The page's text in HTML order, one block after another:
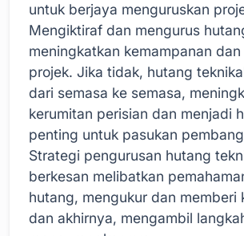
untuk berjaya menguruskan
Mengiktiraf dan mengurus
meningkatkan kemampanan
projek. Jika tidak, hutang
dari semasa ke semasa,
kerumitan perisian dan menjadi
penting untuk pasukan
Strategi pengurusan hutang
berkesan melibatkan
hutang, mengukur dan memberi
dan akhirnya, mengambil